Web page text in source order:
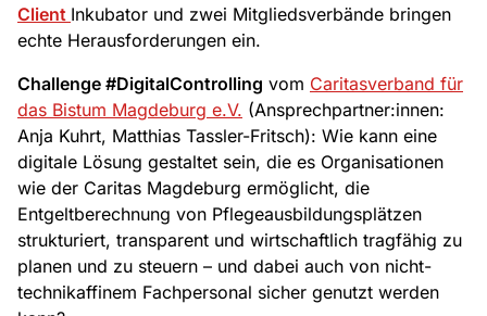
Client Inkubator und zwei Mitgliedsverbände bringen
echte Herausforderungen ein.
Challenge #DigitalControlling vom Caritasverband für
das Bistum Magdeburg e.V. (Ansprechpartner:innen:
Anja Kuhrt, Matthias Tassler-Fritsch): Wie kann eine
digitale Lösung gestaltet sein, die es Organisationen
wie der Caritas Magdeburg ermöglicht, die
Entgeltberechnung von Pflegeausbildungsplätzen
strukturiert, transparent und wirtschaftlich tragfähig zu
planen und zu steuern – und dabei auch von nicht-
technikaffinem Fachpersonal sicher genutzt werden